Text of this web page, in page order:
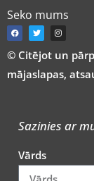
Seko mums
© Citējot un
mājaslapas,
Sazinies ar
Vārds